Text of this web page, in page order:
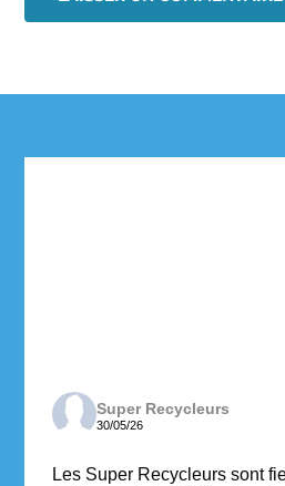
Super Recycleurs
30/05/26
Les Super Recycleurs sont